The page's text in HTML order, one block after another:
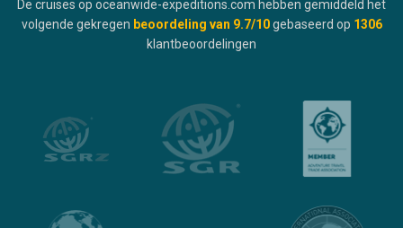
De cruises op oceanwide-expeditions.com hebben gemiddeld het
volgende gekregen beoordeling van 9.7/10 gebaseerd op 1306
klantbeoordelingen